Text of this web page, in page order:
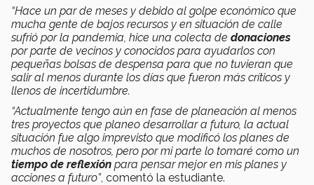
“Hace un par de meses y debido al golpe económico que
mucha gente de bajos recursos y en situación de calle
sufrió por la pandemia, hice una colecta de donaciones
por parte de vecinos y conocidos para ayudarlos con
pequeñas bolsas de despensa para que no tuvieran que
salir al menos durante los días que fueron más críticos y
llenos de incertidumbre.
“Actualmente tengo aún en fase de planeación al menos
tres proyectos que planeo desarrollar a futuro, la actual
situación fue algo imprevisto que modificó los planes de
muchos de nosotros, pero por mi parte lo tomaré como un
tiempo de reflexión para pensar mejor en mis planes y
acciones a futuro”, comentó la estudiante.